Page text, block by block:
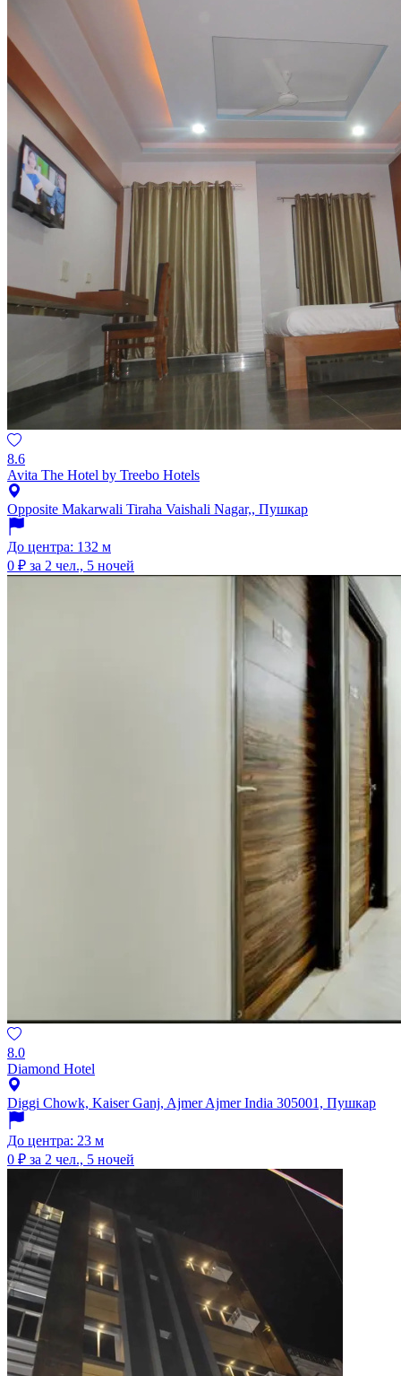
8.6
Avita The Hotel by Treebo Hotels
Opposite Makarwali Tiraha Vaishali Nagar,, Пушкар
До центра: 132 м
0 ₽ за 2 чел., 5 ночей
8.0
Diamond Hotel
Diggi Chowk, Kaiser Ganj, Ajmer Ajmer India 305001, Пушкар
До центра: 23 м
0 ₽ за 2 чел., 5 ночей